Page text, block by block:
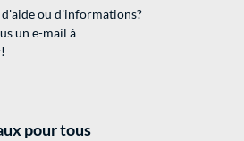
d'aide ou d'informations?
un e-mail à
!
pour tous